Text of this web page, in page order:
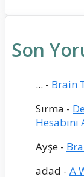
Son
... - Brain
Sırma -
Hesabını
Ayşe -
adad - A